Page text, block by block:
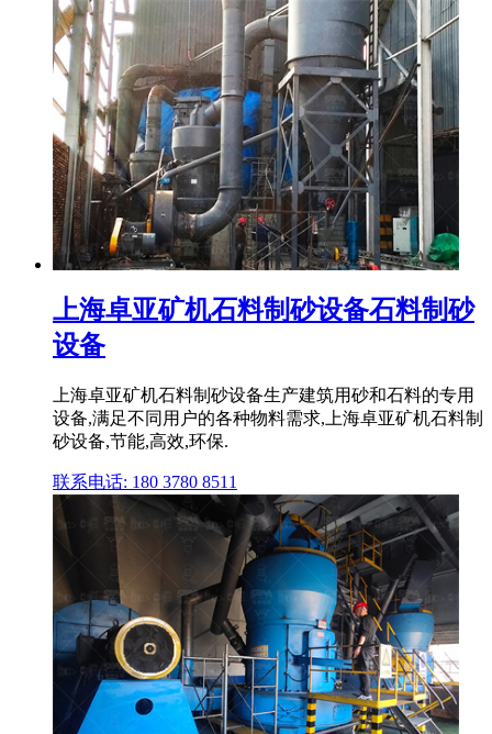
上海卓亚矿机石料制砂设备石料制砂
设备
上海卓亚矿机石料制砂设备生产建筑用砂和石料的专用
设备,满足不同用户的各种物料需求,上海卓亚矿机石料制
砂设备,节能,高效,环保.
联系电话: 180 3780 8511